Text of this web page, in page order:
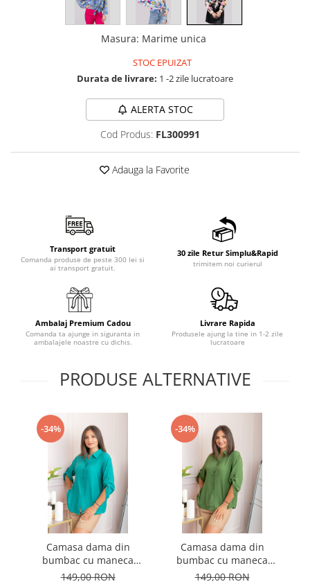
Masura: Marime unica
STOC EPUIZAT
Durata de livrare: 1 -2 zile lucratoare
ALERTA STOC
Cod Produs: FL300991
Adauga la Favorite
Transport gratuit
Comanda produse de peste 300 lei si
ai transport gratuit.
30 zile Retur Simplu&Rapid
trimitem noi curierul
Ambalaj Premium Cadou
Comanda ta ajunge in siguranta in
ambalajele noastre cu dichis.
Livrare Rapida
Produsele ajung la tine in 1-2 zile
lucratoare
PRODUSE ALTERNATIVE
-34%
Camasa dama din
bumbac cu maneca
reglabila Elaine - Turcoaz
149,00 RON
-34%
Camasa dama din
bumbac cu maneca
reglabila Elaine - Verde
149,00 RON